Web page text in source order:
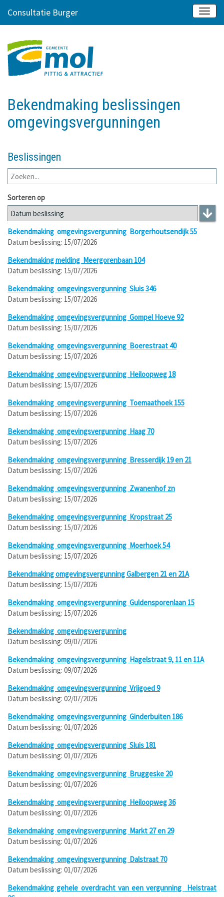
Consultatie Burger
Bekendmaking beslissingen
omgevingsvergunningen
Beslissingen
Sorteren op
Bekendmaking omgevingsvergunning Borgerhoutsendijk 55
Datum beslissing: 15/07/2026
Bekendmaking melding Meergorenbaan 104
Datum beslissing: 15/07/2026
Bekendmaking omgevingsvergunning Sluis 346
Datum beslissing: 15/07/2026
Bekendmaking omgevingsvergunning Gompel Hoeve 92
Datum beslissing: 15/07/2026
Bekendmaking omgevingsvergunning Boerestraat 40
Datum beslissing: 15/07/2026
Bekendmaking omgevingsvergunning Heiloopweg 18
Datum beslissing: 15/07/2026
Bekendmaking omgevingsvergunning Toemaathoek 155
Datum beslissing: 15/07/2026
Bekendmaking omgevingsvergunning Haag 70
Datum beslissing: 15/07/2026
Bekendmaking omgevingsvergunning Bresserdijk 19 en 21
Datum beslissing: 15/07/2026
Bekendmaking omgevingsvergunning Zwanenhof zn
Datum beslissing: 15/07/2026
Bekendmaking omgevingsvergunning Kropstraat 25
Datum beslissing: 15/07/2026
Bekendmaking omgevingsvergunning Moerhoek 54
Datum beslissing: 15/07/2026
Bekendmaking omgevingsvergunning Galbergen 21 en 21A
Datum beslissing: 15/07/2026
Bekendmaking omgevingsvergunning Guldensporenlaan 15
Datum beslissing: 15/07/2026
Bekendmaking omgevingsvergunning
Datum beslissing: 09/07/2026
Bekendmaking omgevingsvergunning Hagelstraat 9, 11 en 11A
Datum beslissing: 09/07/2026
Bekendmaking omgevingsvergunning Vrijgoed 9
Datum beslissing: 02/07/2026
Bekendmaking omgevingsvergunning Ginderbuiten 186
Datum beslissing: 01/07/2026
Bekendmaking omgevingsvergunning Sluis 181
Datum beslissing: 01/07/2026
Bekendmaking omgevingsvergunning Bruggeske 20
Datum beslissing: 01/07/2026
Bekendmaking omgevingsvergunning Heiloopweg 36
Datum beslissing: 01/07/2026
Bekendmaking omgevingsvergunning Markt 27 en 29
Datum beslissing: 01/07/2026
Bekendmaking omgevingsvergunning Dalstraat 70
Datum beslissing: 01/07/2026
Bekendmaking gehele overdracht van een vergunning
Heistraat